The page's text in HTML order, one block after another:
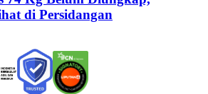
di Persidangan